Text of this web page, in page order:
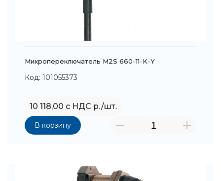
Микропереключатель M2S 660-11-K-Y
Код: 101055373
10 118,00 с НДС р./шт.
В корзину